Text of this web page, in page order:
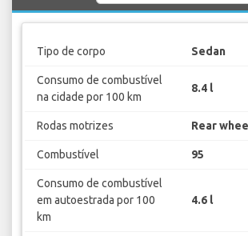
Tipo de corpo Sedan
Consumo de combustível
na cidade por 100 km
8.4 l
Rodas motrizes Rear
Combustível 95
Consumo de combustível
em autoestrada por 100
km
4.6 l